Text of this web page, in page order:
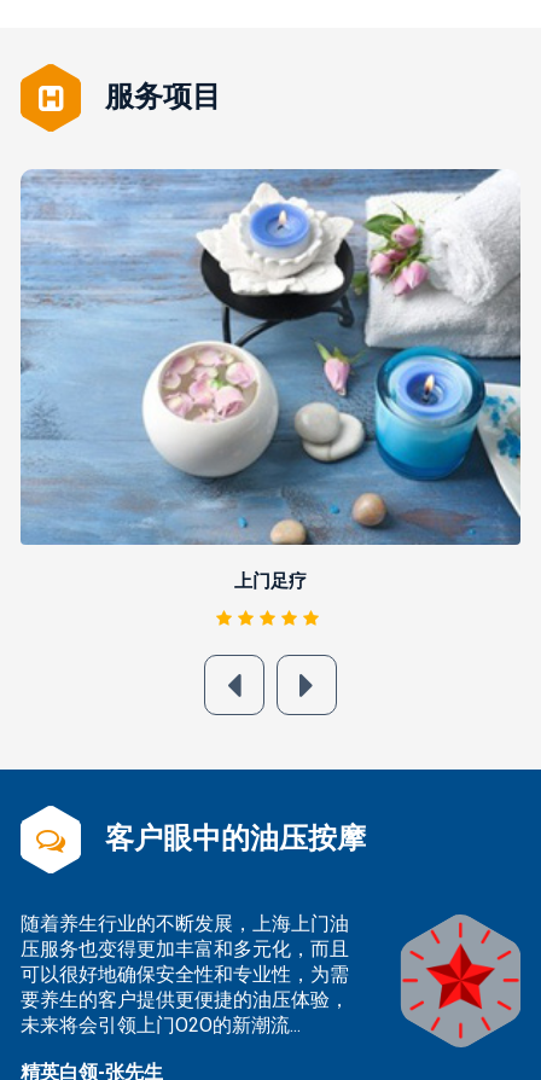
服务项目
详细
上门足疗
客户眼中的油压按摩
随着养生行业的不断发展，上海上门油
压服务也变得更加丰富和多元化，而且
可以很好地确保安全性和专业性，为需
要养生的客户提供更便捷的油压体验，
未来将会引领上门O2O的新潮流...
精英白领-张先生